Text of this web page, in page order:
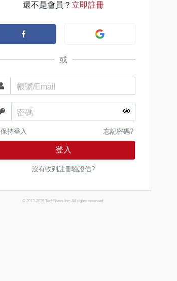
還不是會員？ 立即註冊
或
帳號/Email
密碼
保持登入 忘記密碼?
登入
沒有收到註冊驗證信?
© 2013-2026 TechNews Inc. All rights reserved.